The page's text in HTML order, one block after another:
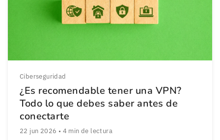
Ciberseguridad
¿Es recomendable tener una VPN?
Todo lo que debes saber antes de
conectarte
22 jun 2026 • 4 min de lectura